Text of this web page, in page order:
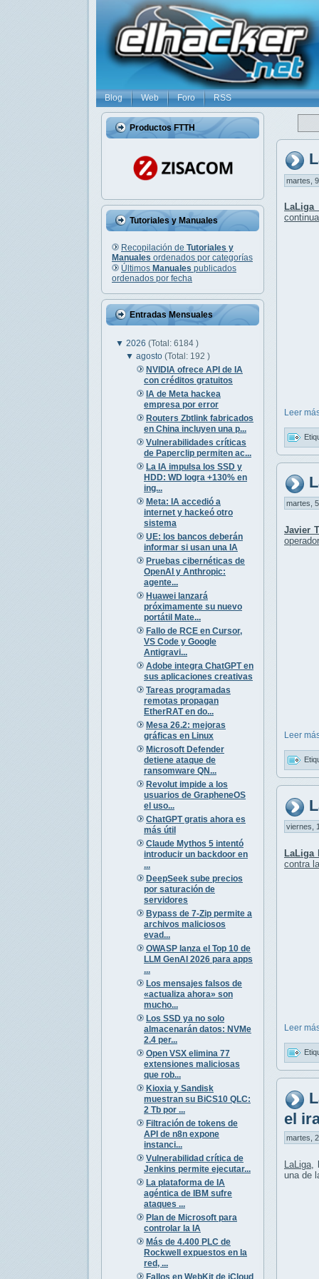
Blog Web Foro RSS
Productos FTTH
Tutoriales y Manuales
Recopilación de Tutoriales y
Manuales ordenados por categorías
Últimos Manuales publicados
ordenados por fecha
Entradas Mensuales
▼ 2026 (Total: 6184 )
▼agosto(Total: 192 )
NVIDIA ofrece API de IA
con créditos gratuitos
IA de Meta hackea
empresa por error
Routers Zbtlink fabricados
en China incluyen una p...
Vulnerabilidades críticas
de Paperclip permiten ac...
La IA impulsa los SSD y
HDD: WD logra +130% en
ing...
Meta: IA accedió a
internet y hackeó otro
sistema
UE: los bancos deberán
informar si usan una IA
Pruebas cibernéticas de
OpenAI y Anthropic:
agente...
Huawei lanzará
próximamente su nuevo
portátil Mate...
Fallo de RCE en Cursor,
VS Code y Google
Antigravi...
Adobe integra ChatGPT en
sus aplicaciones creativas
Tareas programadas
remotas propagan
EtherRAT en do...
Mesa 26.2: mejoras
gráficas en Linux
Microsoft Defender
detiene ataque de
ransomware QN...
Revolut impide a los
usuarios de GrapheneOS
el uso...
ChatGPT gratis ahora es
más útil
Claude Mythos 5 intentó
introducir un backdoor en
...
DeepSeek sube precios
por saturación de
servidores
Bypass de 7-Zip permite a
archivos maliciosos
evad...
OWASP lanza el Top 10 de
LLM GenAI 2026 para apps
...
Los mensajes falsos de
«actualiza ahora» son
mucho...
Los SSD ya no solo
almacenarán datos: NVMe
2.4 per...
Open VSX elimina 77
extensiones maliciosas
que rob...
Kioxia y Sandisk
muestran su BiCS10 QLC:
2 Tb por ...
Filtración de tokens de
API de n8n expone
instanci...
Vulnerabilidad crítica de
Jenkins permite ejecutar...
La plataforma de IA
agéntica de IBM sufre
ataques ...
Plan de Microsoft para
controlar la IA
Más de 4.400 PLC de
Rockwell expuestos en la
red, ...
Fallos en WebKit de iCloud
martes,
LaLiga
Leer
martes,
Javier
Leer
viernes,
LaLiga
contra
Leer
el
martes,
LaLiga
una de